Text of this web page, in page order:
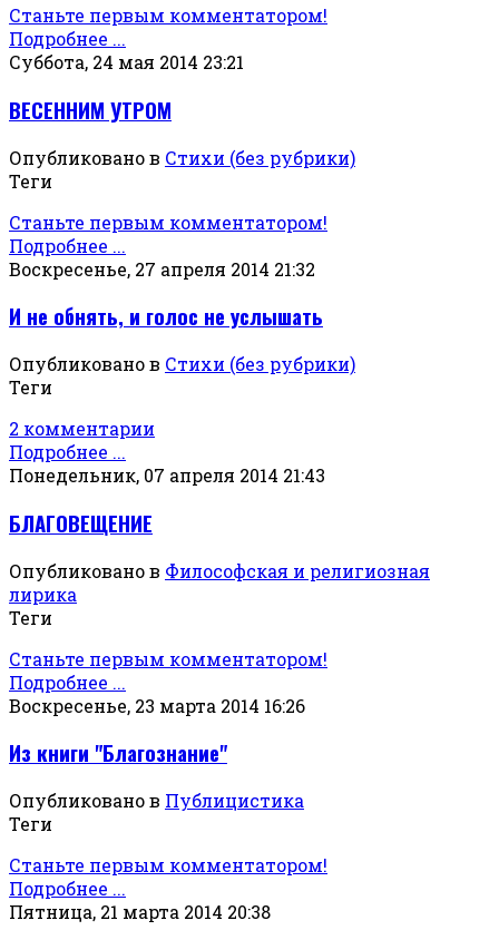
Станьте первым комментатором!
Подробнее ...
Суббота, 24 мая 2014 23:21
ВЕСЕННИМ УТРОМ
Опубликовано в Стихи (без рубрики)
Теги
Станьте первым комментатором!
Подробнее ...
Воскресенье, 27 апреля 2014 21:32
И не обнять, и голос не услышать
Опубликовано в Стихи (без рубрики)
Теги
2 комментарии
Подробнее ...
Понедельник, 07 апреля 2014 21:43
БЛАГОВЕЩЕНИЕ
Опубликовано в Философская и религиозная
лирика
Теги
Станьте первым комментатором!
Подробнее ...
Воскресенье, 23 марта 2014 16:26
Из книги "Благознание"
Опубликовано в Публицистика
Теги
Станьте первым комментатором!
Подробнее ...
Пятница, 21 марта 2014 20:38